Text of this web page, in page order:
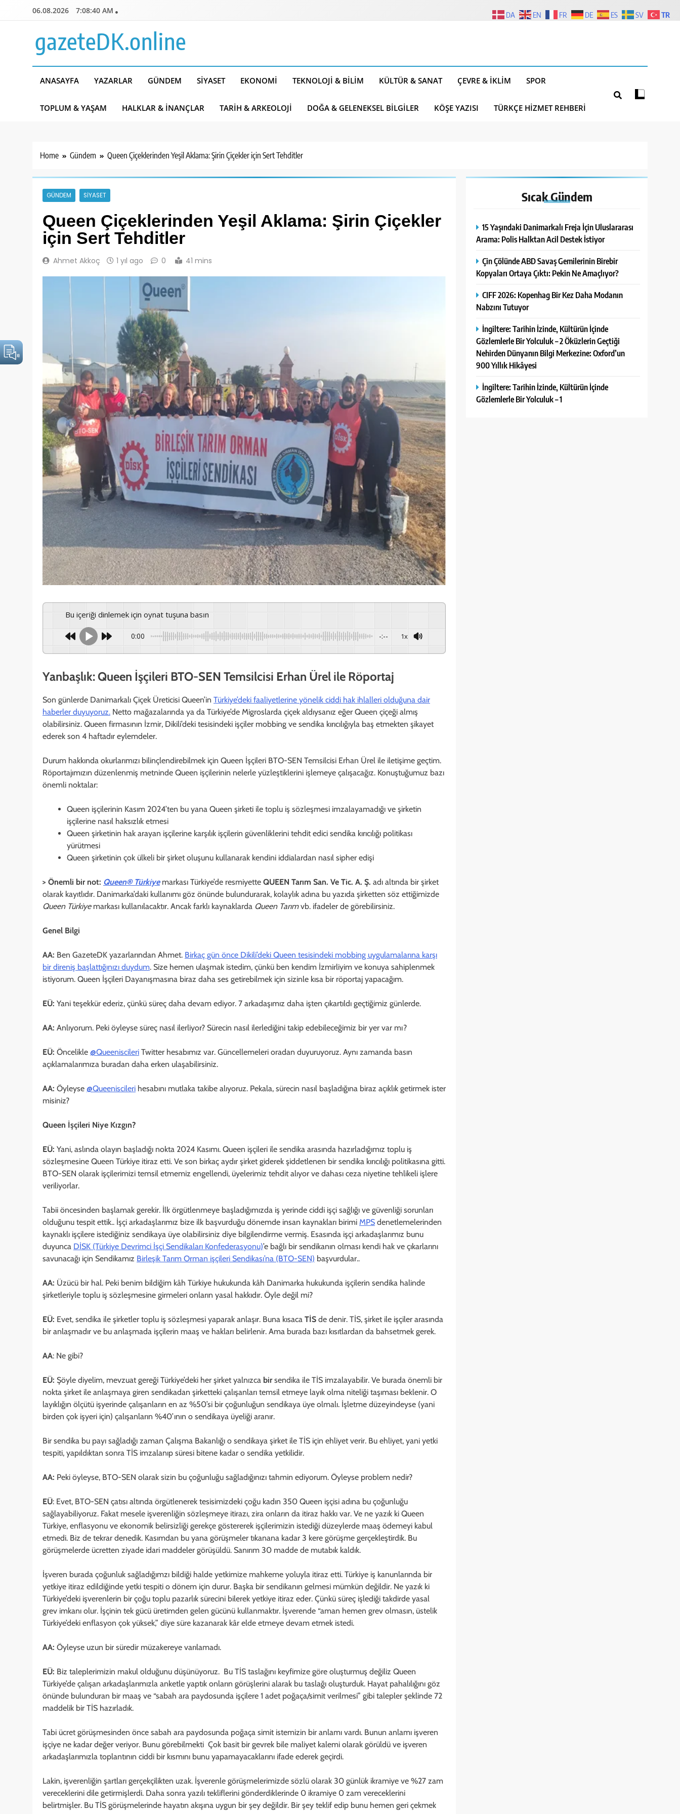
06.08.2026 7:08:42 AM
gazeteDK.online
ANASAYFA YAZARLAR GÜNDEM SIYASET EKONOMI TEKNOLOJI & BILIM KÜLTÜR & SANAT ÇEVRE & İKLIM SPOR
TOPLUM & YAŞAM HALKLAR & İNANÇLAR TARIH & ARKEOLOJI DOĞA & GELENEKSEL BILGILER KÖŞE YAZISI TÜRKÇE HIZMET REHBERI
Home Gündem Queen Çiçeklerinden Yeşil Aklama: Şirin Çiçekler için Sert Tehditler
GÜNDEM SIYASET
Queen Çiçeklerinden Yeşil Aklama: Şirin Çiçekler
için Sert Tehditler
Ahmet Akkoç 1 yıl ago 0 41 mins
Bu içeriği dinlemek için oynat tuşuna basın
0:00 -:-- 1x
Yanbaşlık: Queen İşçileri BTO-SEN Temsilcisi Erhan Ürel ile Röportaj
Son günlerde Danimarkalı Çiçek Üreticisi Queen’in Türkiye’deki faaliyetlerine yönelik ciddi hak ihlalleri olduğuna dair
haberler duyuyoruz. Netto mağazalarında ya da Türkiye’de Migroslarda çiçek aldıysanız eğer Queen çiçeği almış
olabilirsiniz. Queen firmasının İzmir, Dikili’deki tesisindeki işçiler mobbing ve sendika kırıcılığıyla baş etmekten şikayet
ederek son 4 haftadır eylemdeler.
Durum hakkında okurlarımızı bilinçlendirebilmek için Queen İşçileri BTO-SEN Temsilcisi Erhan Ürel ile iletişime geçtim.
Röportajımızın düzenlenmiş metninde Queen işçilerinin nelerle yüzleştiklerini işlemeye çalışacağız. Konuştuğumuz bazı
önemli noktalar:
Queen işçilerinin Kasım 2024’ten bu yana Queen şirketi ile toplu iş sözleşmesi imzalayamadığı ve şirketin
işçilerine nasıl haksızlık etmesi
Queen şirketinin hak arayan işçilerine karşılık işçilerin güvenliklerini tehdit edici sendika kırıcılığı politikası
yürütmesi
Queen şirketinin çok ülkeli bir şirket oluşunu kullanarak kendini iddialardan nasıl sipher edişi
> Önemli bir not: Queen®Türkiyemarkası Türkiye’de resmiyette QUEEN Tarım San. Ve Tic. A. Ş. adı altında bir şirket
olarak kayıtlıdır. Danimarka’daki kullanımı göz önünde bulundurarak, kolaylık adına bu yazıda şirketten söz ettiğimizde
Queen Türkiyemarkası kullanılacaktır. Ancak farklı kaynaklarda Queen Tarımvb. ifadeler de görebilirsiniz.
Genel Bilgi
AA: Ben GazeteDK yazarlarından Ahmet. Birkaç gün önce Dikili’deki Queen tesisindeki mobbing uygulamalarına karşı
bir direniş başlattığınızı duydum. Size hemen ulaşmak istedim, çünkü ben kendim İzmirliyim ve konuya sahiplenmek
istiyorum. Queen İşçileri Dayanışmasına biraz daha ses getirebilmek için sizinle kısa bir röportaj yapacağım.
EÜ: Yani teşekkür ederiz, çünkü süreç daha devam ediyor. 7 arkadaşımız daha işten çıkartıldı geçtiğimiz günlerde.
AA: Anlıyorum. Peki öyleyse süreç nasıl ilerliyor? Sürecin nasıl ilerlediğini takip edebileceğimiz bir yer var mı?
EÜ: Öncelikle @Queeniscileri Twitter hesabımız var. Güncellemeleri oradan duyuruyoruz. Aynı zamanda basın
açıklamalarımıza buradan daha erken ulaşabilirsiniz.
AA: Öyleyse @Queeniscileri hesabını mutlaka takibe alıyoruz. Pekala, sürecin nasıl başladığına biraz açıklık getirmek ister
misiniz?
Queen İşçileri Niye Kızgın?
EÜ: Yani, aslında olayın başladığı nokta 2024 Kasımı. Queen işçileri ile sendika arasında hazırladığımız toplu iş
sözleşmesine Queen Türkiye itiraz etti. Ve son birkaç aydır şirket giderek şiddetlenen bir sendika kırıcılığı politikasına gitti.
BTO-SEN olarak işçilerimizi temsil etmemiz engellendi, üyelerimiz tehdit alıyor ve dahası ceza niyetine tehlikeli işlere
veriliyorlar.
Tabii öncesinden başlamak gerekir. İlk örgütlenmeye başladığımızda iş yerinde ciddi işçi sağlığı ve güvenliği sorunları
olduğunu tespit ettik.. İşçi arkadaşlarımız bize ilk başvurduğu dönemde insan kaynakları birimi MPS denetlemelerinden
kaynaklı işçilere istediğiniz sendikaya üye olabilirsiniz diye bilgilendirme vermiş. Esasında işçi arkadaşlarımız bunu
duyunca DİSK (Türkiye Devrimci İşçi Sendikaları Konfederasyonu)’e bağlı bir sendikanın olması kendi hak ve çıkarlarını
savunacağı için Sendikamız Birleşik Tarım Orman işçileri Sendikası’na (BTO-SEN) başvurdular..
AA: Üzücü bir hal. Peki benim bildiğim kâh Türkiye hukukunda kâh Danimarka hukukunda işçilerin sendika halinde
şirketleriyle toplu iş sözleşmesine girmeleri onların yasal hakkıdır. Öyle değil mi?
EÜ: Evet, sendika ile şirketler toplu iş sözleşmesi yaparak anlaşır. Buna kısaca TİS de denir. TİS, şirket ile işçiler arasında
bir anlaşmadır ve bu anlaşmada işçilerin maaş ve hakları belirlenir. Ama burada bazı kısıtlardan da bahsetmek gerek.
AA: Ne gibi?
EÜ: Şöyle diyelim, mevzuat gereği Türkiye’deki her şirket yalnızca birsendika ile TİS imzalayabilir. Ve burada önemli bir
nokta şirket ile anlaşmaya giren sendikadan şirketteki çalışanları temsil etmeye layık olma niteliği taşıması beklenir. O
layıklığın ölçütü işyerinde çalışanların en az %50’si bir çoğunluğun sendikaya üye olmalı. İşletme düzeyindeyse (yani
birden çok işyeri için) çalışanların %40’ının o sendikaya üyeliği aranır.
Bir sendika bu payı sağladığı zaman Çalışma Bakanlığı o sendikaya şirket ile TİS için ehliyet verir. Bu ehliyet, yani yetki
tespiti, yapıldıktan sonra TİS imzalanıp süresi bitene kadar o sendika yetkilidir.
AA: Peki öyleyse, BTO-SEN olarak sizin bu çoğunluğu sağladığınızı tahmin ediyorum. Öyleyse problem nedir?
EÜ: Evet, BTO-SEN çatısı altında örgütlenerek tesisimizdeki çoğu kadın 350 Queen işçisi adına bu çoğunluğu
sağlayabiliyoruz. Fakat mesele işverenliğin sözleşmeye itirazı, zira onların da itiraz hakkı var. Ve ne yazık ki Queen
Türkiye, enflasyonu ve ekonomik belirsizliği gerekçe göstererek işçilerimizin istediği düzeylerde maaş ödemeyi kabul
etmedi. Biz de tekrar denedik. Kasımdan bu yana görüşmeler tıkanana kadar 3 kere görüşme gerçekleştirdik. Bu
görüşmelerde ücretten ziyade idari maddeler görüşüldü. Sanırım 30 madde de mutabık kaldık.
İşveren burada çoğunluk sağladığımzı bildiği halde yetkimize mahkeme yoluyla itiraz etti. Türkiye iş kanunlarında bir
yetkiye itiraz edildiğinde yetki tespiti o dönem için durur. Başka bir sendikanın gelmesi mümkün değildir. Ne yazık ki
Türkiye’deki işverenlerin bir çoğu toplu pazarlık sürecini bilerek yetkiye itiraz eder. Çünkü süreç işlediği takdirde yasal
grev imkanı olur. İşçinin tek gücü üretimden gelen gücünü kullanmaktır. İşverende “aman hemen grev olmasın, üstelik
Türkiye’deki enflasyon çok yüksek,” diye süre kazanarak kâr elde etmeye devam etmek istedi.
AA: Öyleyse uzun bir süredir müzakereye varılamadı.
EÜ: Biz taleplerimizin makul olduğunu düşünüyoruz. Bu TİS taslağını keyfimize göre oluşturmuş değiliz Queen
Türkiye’de çalışan arkadaşlarımızla anketle yaptık onların görüşlerini alarak bu taslağı oluşturduk. Hayat pahalılığını göz
önünde bulunduran bir maaş ve “sabah ara paydosunda işçilere 1 adet poğaça/simit verilmesi” gibi talepler şeklinde 72
maddelik bir TİS hazırladık.
Tabi ücret görüşmesinden önce sabah ara paydosunda poğaça simit istemizin bir anlamı vardı. Bunun anlamı işveren
işçiye ne kadar değer veriyor. Bunu görebilmekti Çok basit bir gevrek bile maliyet kalemi olarak görüldü ve işveren
arkadaşlarımızla toplantının ciddi bir kısmını bunu yapamayacaklarını ifade ederek geçirdi.
Lakin, işverenliğin şartları gerçekçilikten uzak. İşverenle görüşmelerimizde sözlü olarak 30 günlük ikramiye ve %27 zam
vereceklerini dile getirmişlerdi. Daha sonra yazılı tekliflerini gönderdiklerinde 0 ikramiye 0 zam vereceklerini
belirtmişler. Bu TİS görüşmelerinde hayatın akışına uygun bir şey değildir. Bir şey teklif edip bunu hemen geri çekmek
SıcakGündem
15 Yaşındaki Danimarkalı Freja İçin Uluslararası
Arama: Polis Halktan Acil Destek İstiyor
Çin Çölünde ABD Savaş Gemilerinin Birebir
Kopyaları Ortaya Çıktı: Pekin Ne Amaçlıyor?
CIFF 2026: Kopenhag Bir Kez Daha Modanın
Nabzını Tutuyor
İngiltere: Tarihin İzinde, Kültürün İçinde
Gözlemlerle Bir Yolculuk – 2 Öküzlerin Geçtiği
Nehirden Dünyanın Bilgi Merkezine: Oxford’un
900 Yıllık Hikâyesi
İngiltere: Tarihin İzinde, Kültürün İçinde
Gözlemlerle Bir Yolculuk – 1
DA EN FR DE ES SV TR